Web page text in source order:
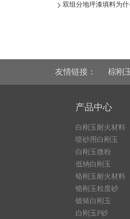
双组分地坪漆填料为
友情链接： 棕刚
产品中心
白刚玉耐火材料
喷砂用白刚玉
白刚玉微粉
低钠白刚玉
铬刚玉耐火材料
铬刚玉粒度砂
镀铱白刚玉
白刚玉P砂